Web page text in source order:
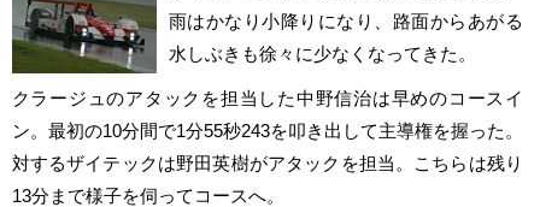
雨はかなり小降りになり、路面からあがる
水しぶきも徐々に少なくなってきた。
クラージュのアタックを担当した中野信治は早めのコースイ
ン。最初の10分間で1分55秒243を叩き出して主導権を握った。
対するザイテックは野田英樹がアタックを担当。こちらは残り
13分まで様子を伺ってコースへ。